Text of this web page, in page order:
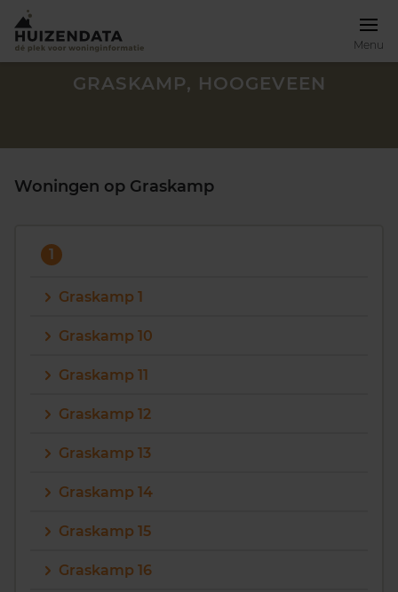
Menu
088 220 4200
Maandag t/m vrijdag - 08:00 -18:00
GRASKAMP, HOOGEVEEN
Woningen op Graskamp
1
Graskamp 1
Graskamp 10
Graskamp 11
Graskamp 12
Graskamp 13
Graskamp 14
Graskamp 15
Graskamp 16